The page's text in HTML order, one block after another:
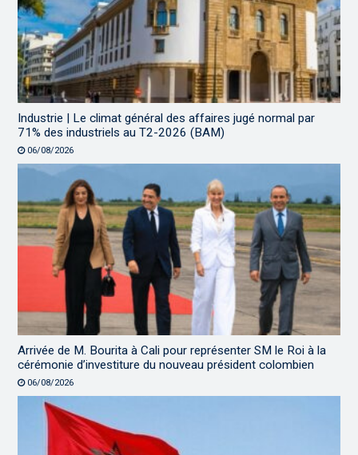
Industrie | Le climat général des affaires jugé normal par
71% des industriels au T2-2026 (BAM)
06/08/2026
Arrivée de M. Bourita à Cali pour représenter SM le Roi à la
cérémonie d’investiture du nouveau président colombien
06/08/2026